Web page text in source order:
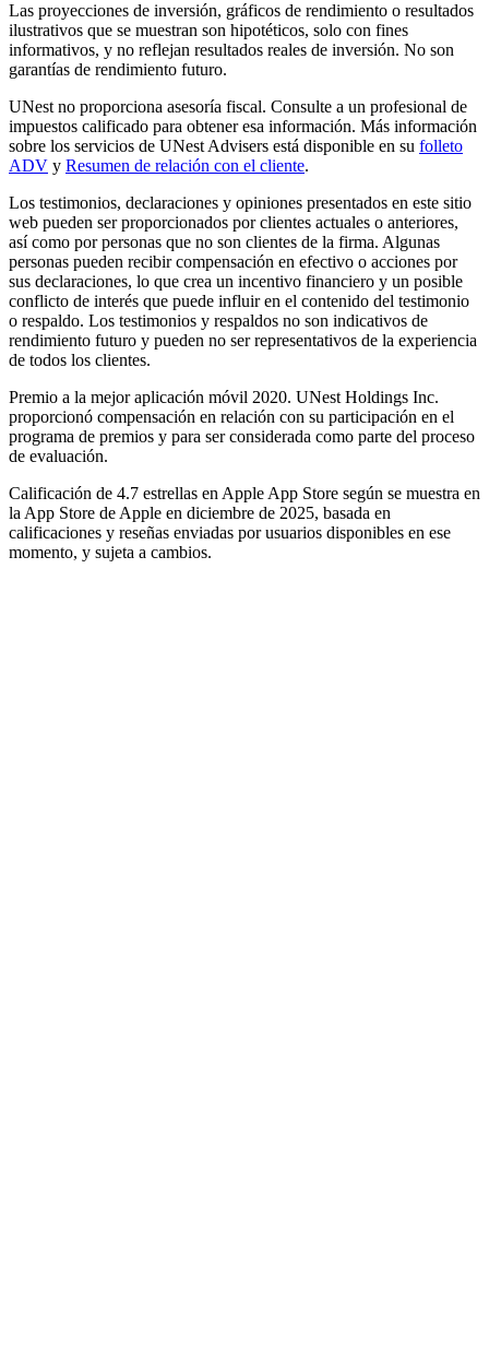
Las proyecciones de inversión, gráficos de rendimiento o resultados
ilustrativos que se muestran son hipotéticos, solo con fines
informativos, y no reflejan resultados reales de inversión. No son
garantías de rendimiento futuro.
UNest no proporciona asesoría fiscal. Consulte a un profesional de
impuestos calificado para obtener esa información. Más información
sobre los servicios de UNest Advisers está disponible en su folleto
ADV y Resumen de relación con el cliente.
Los testimonios, declaraciones y opiniones presentados en este sitio
web pueden ser proporcionados por clientes actuales o anteriores,
así como por personas que no son clientes de la firma. Algunas
personas pueden recibir compensación en efectivo o acciones por
sus declaraciones, lo que crea un incentivo financiero y un posible
conflicto de interés que puede influir en el contenido del testimonio
o respaldo. Los testimonios y respaldos no son indicativos de
rendimiento futuro y pueden no ser representativos de la experiencia
de todos los clientes.
Premio a la mejor aplicación móvil 2020. UNest Holdings Inc.
proporcionó compensación en relación con su participación en el
programa de premios y para ser considerada como parte del proceso
de evaluación.
Calificación de 4.7 estrellas en Apple App Store según se muestra en
la App Store de Apple en diciembre de 2025, basada en
calificaciones y reseñas enviadas por usuarios disponibles en ese
momento, y sujeta a cambios.